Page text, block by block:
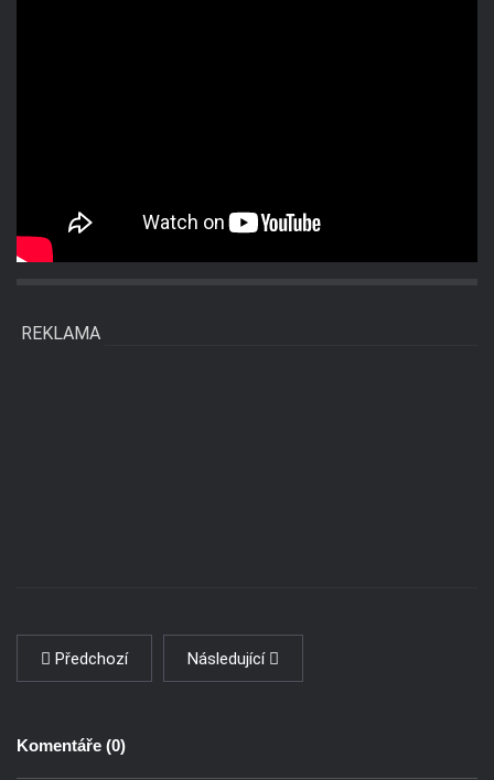
REKLAMA
Předchozí Následující
Komentáře (0)